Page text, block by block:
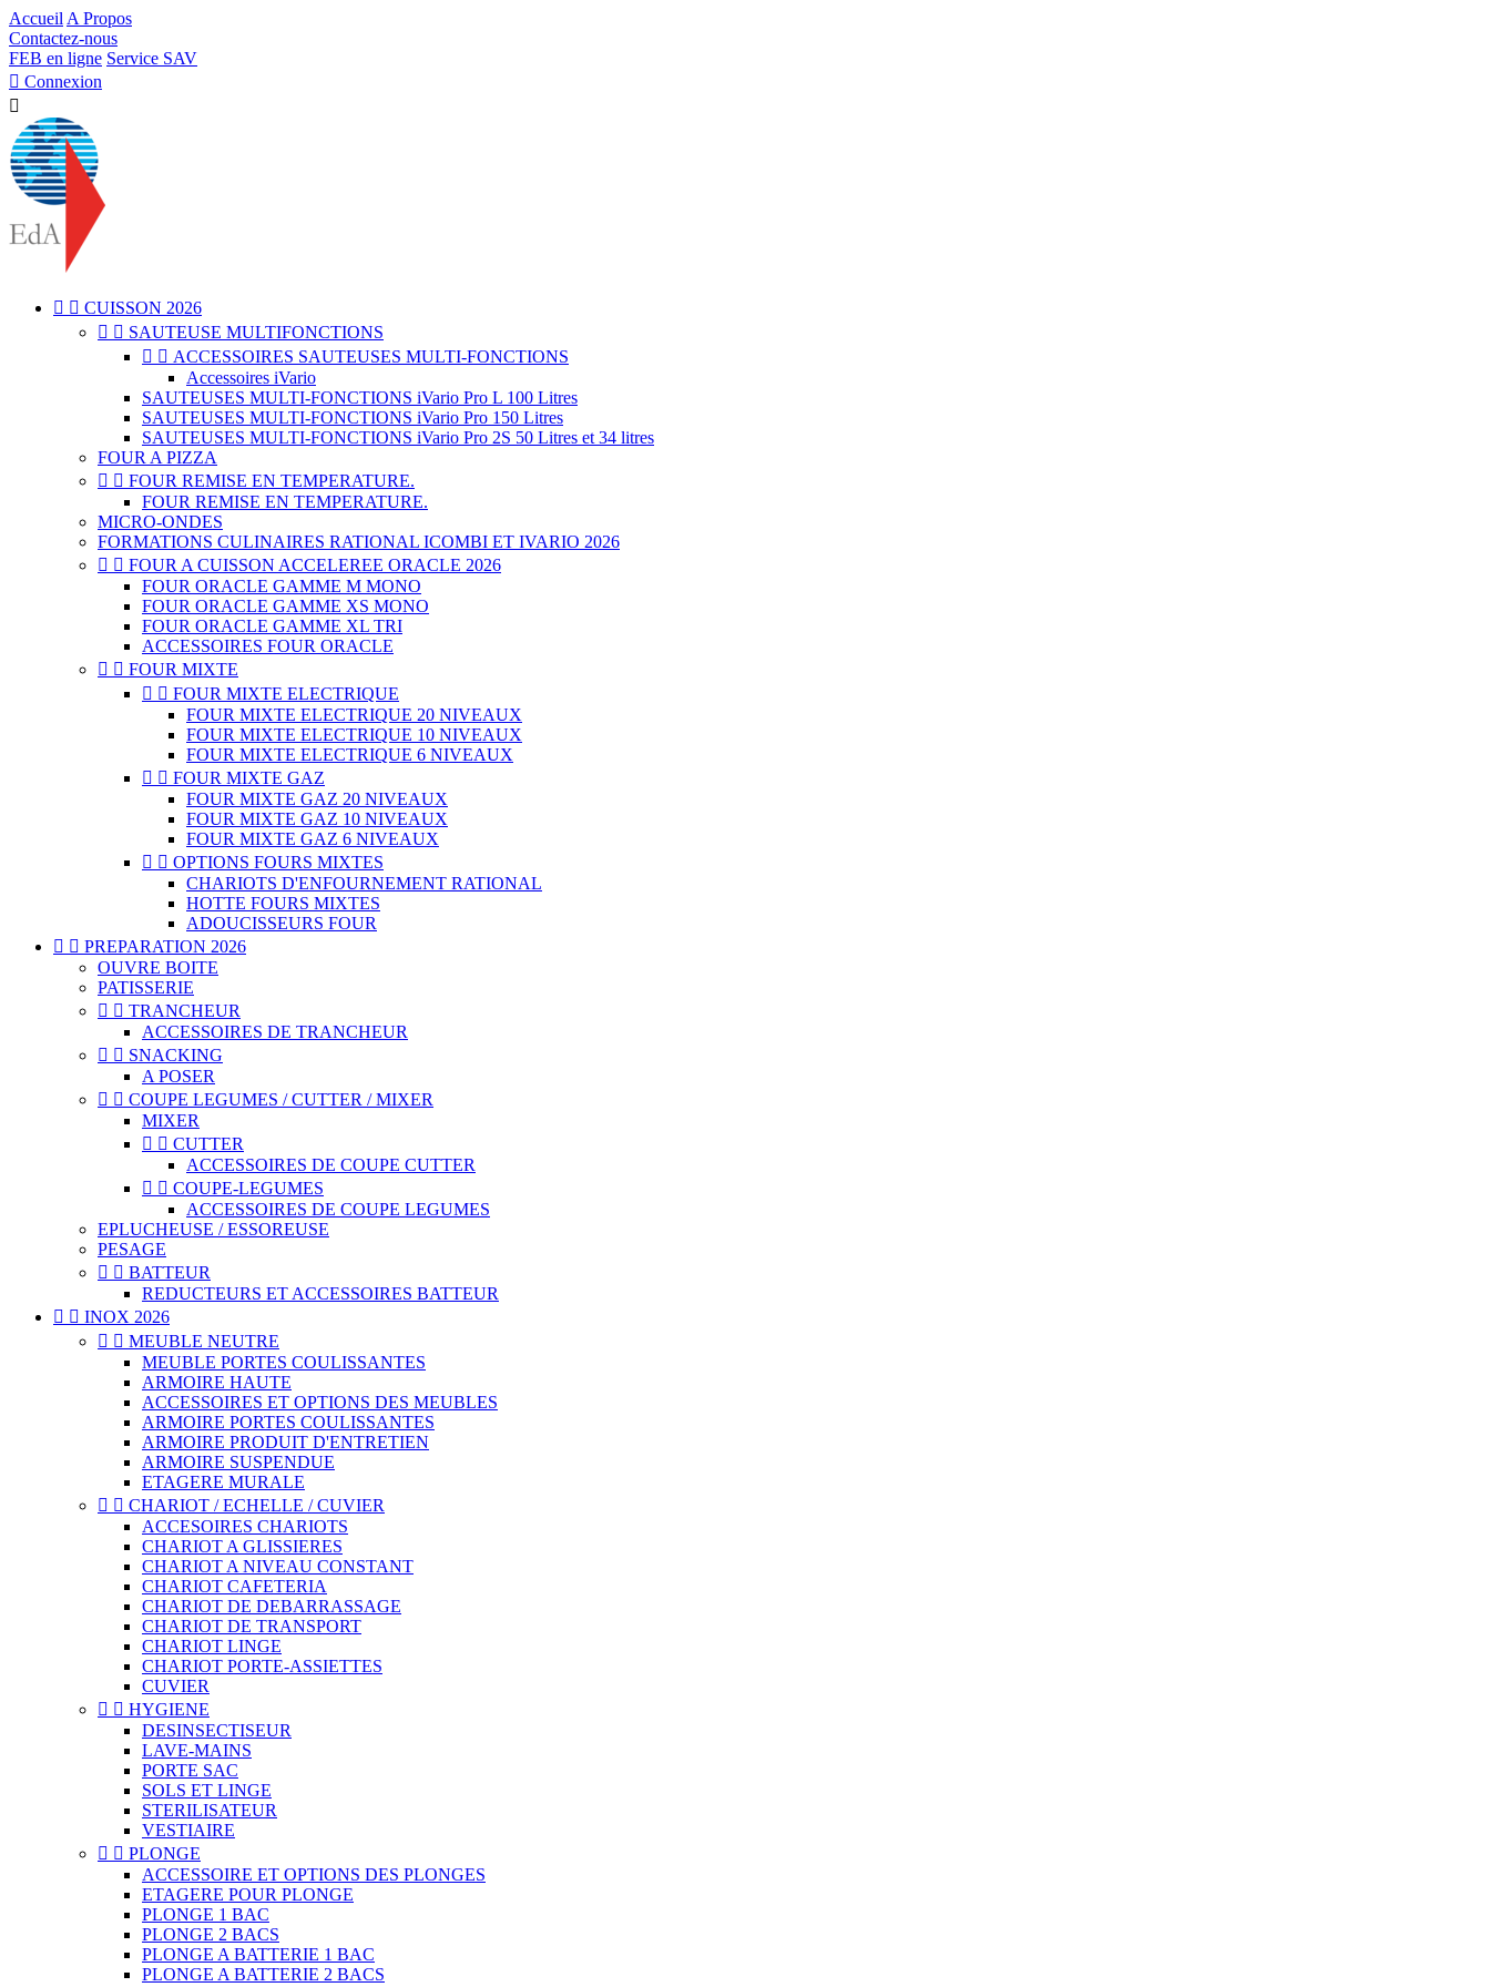
Accueil A Propos
Contactez-nous
FEB en ligne Service SAV
 Connexion

  CUISSON 2026
  SAUTEUSE MULTIFONCTIONS
  ACCESSOIRES SAUTEUSES MULTI-FONCTIONS
Accessoires iVario
SAUTEUSES MULTI-FONCTIONS iVario Pro L 100 Litres
SAUTEUSES MULTI-FONCTIONS iVario Pro 150 Litres
SAUTEUSES MULTI-FONCTIONS iVario Pro 2S 50 Litres et 34 litres
FOUR A PIZZA
  FOUR REMISE EN TEMPERATURE.
FOUR REMISE EN TEMPERATURE.
MICRO-ONDES
FORMATIONS CULINAIRES RATIONAL ICOMBI ET IVARIO 2026
  FOUR A CUISSON ACCELEREE ORACLE 2026
FOUR ORACLE GAMME M MONO
FOUR ORACLE GAMME XS MONO
FOUR ORACLE GAMME XL TRI
ACCESSOIRES FOUR ORACLE
  FOUR MIXTE
  FOUR MIXTE ELECTRIQUE
FOUR MIXTE ELECTRIQUE 20 NIVEAUX
FOUR MIXTE ELECTRIQUE 10 NIVEAUX
FOUR MIXTE ELECTRIQUE 6 NIVEAUX
  FOUR MIXTE GAZ
FOUR MIXTE GAZ 20 NIVEAUX
FOUR MIXTE GAZ 10 NIVEAUX
FOUR MIXTE GAZ 6 NIVEAUX
  OPTIONS FOURS MIXTES
CHARIOTS D'ENFOURNEMENT RATIONAL
HOTTE FOURS MIXTES
ADOUCISSEURS FOUR
  PREPARATION 2026
OUVRE BOITE
PATISSERIE
  TRANCHEUR
ACCESSOIRES DE TRANCHEUR
  SNACKING
A POSER
  COUPE LEGUMES / CUTTER / MIXER
MIXER
  CUTTER
ACCESSOIRES DE COUPE CUTTER
  COUPE-LEGUMES
ACCESSOIRES DE COUPE LEGUMES
EPLUCHEUSE / ESSOREUSE
PESAGE
  BATTEUR
REDUCTEURS ET ACCESSOIRES BATTEUR
  INOX 2026
  MEUBLE NEUTRE
MEUBLE PORTES COULISSANTES
ARMOIRE HAUTE
ACCESSOIRES ET OPTIONS DES MEUBLES
ARMOIRE PORTES COULISSANTES
ARMOIRE PRODUIT D'ENTRETIEN
ARMOIRE SUSPENDUE
ETAGERE MURALE
  CHARIOT / ECHELLE / CUVIER
ACCESOIRES CHARIOTS
CHARIOT A GLISSIERES
CHARIOT A NIVEAU CONSTANT
CHARIOT CAFETERIA
CHARIOT DE DEBARRASSAGE
CHARIOT DE TRANSPORT
CHARIOT LINGE
CHARIOT PORTE-ASSIETTES
CUVIER
  HYGIENE
DESINSECTISEUR
LAVE-MAINS
PORTE SAC
SOLS ET LINGE
STERILISATEUR
VESTIAIRE
  PLONGE
ACCESSOIRE ET OPTIONS DES PLONGES
ETAGERE POUR PLONGE
PLONGE 1 BAC
PLONGE 2 BACS
PLONGE A BATTERIE 1 BAC
PLONGE A BATTERIE 2 BACS